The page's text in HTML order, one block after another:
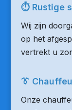
⏱ Rustige
Wij zijn
op het
vertrekt u
👔
Onze